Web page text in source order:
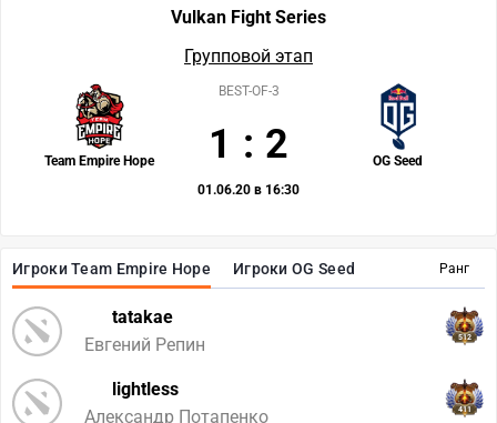
Ранг
Игроки Team Empire Hope Игроки OG Seed
tatakae
Евгений Репин
512
lightless
Александр Потапенко
411
Vulkan Fight Series
Групповой этап
Team Empire Hope OG Seed
BEST-OF-3
1 : 2
01.06.20 в 16:30